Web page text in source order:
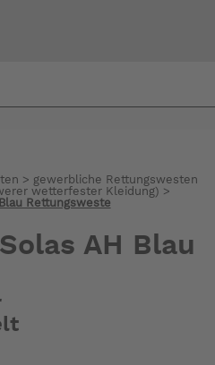
> gewerbliche Rettungswesten
wetterfester Kleidung) >
Rettungsweste
AH Blau